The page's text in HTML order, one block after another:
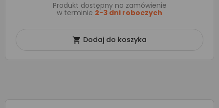
Produkt dostępny na zamówienie
w terminie 2-3 dni roboczych
 Dodaj do koszyka